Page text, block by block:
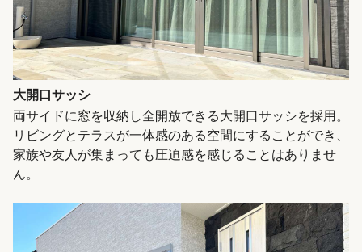
大開口サッシ
両サイドに窓を収納し全開放できる大開口サッシを採用。
リビングとテラスが一体感のある空間にすることができ、
家族や友人が集まっても圧迫感を感じることはありませ
ん。